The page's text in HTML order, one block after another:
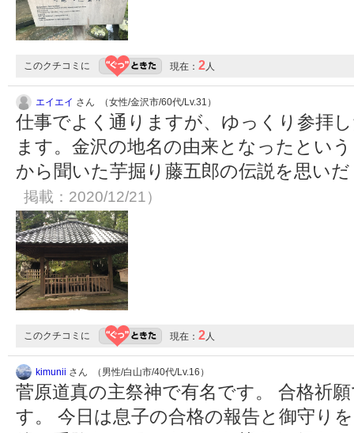
このクチコミに 現在： 2 人
エイエイ さん （女性/金沢市/60代/Lv.31）
仕事でよく通りますが、ゆっくり参拝
ます。金沢の地名の由来となったとい
から聞いた芋掘り藤五郎の伝説を思い
掲載：2020/12/21）
このクチコミに 現在： 2 人
kimunii さん （男性/白山市/40代/Lv.16）
菅原道真の主祭神で有名です。 合格祈
す。 今日は息子の合格の報告と御守り